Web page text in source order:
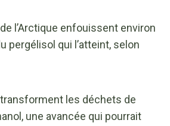
l’Arctique enfouissent environ
pergélisol qui l’atteint, selon
les déchets de
une avancée qui pourrait